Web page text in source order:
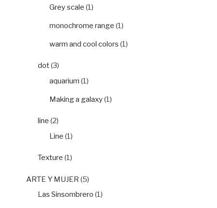
Grey scale (1)
monochrome range (1)
warm and cool colors (1)
dot(3)
aquarium (1)
Making a galaxy(1)
line (2)
Line (1)
Texture (1)
ARTE Y MUJER (5)
Las Sinsombrero (1)